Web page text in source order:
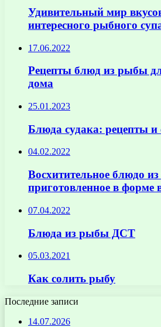
Удивительный мир
интересного рыбного
17.06.2022
Рецепты блюд из рыбы
дома
25.01.2023
Блюда судака: рецепты и
04.02.2022
Восхитительное блюдо
приготовленное в форме
07.04.2022
Блюда из рыбы ДСТ
05.03.2021
Как солить рыбу
Последние записи
14.07.2026